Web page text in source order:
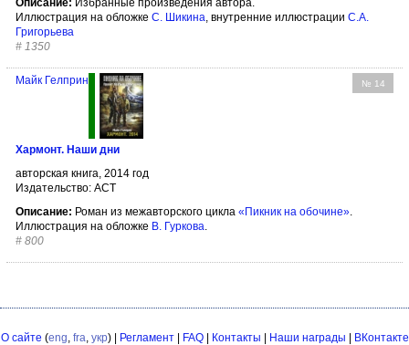
Описание: Избранные произведения автора.
Иллюстрация на обложке С. Шикина, внутренние иллюстрации С.А.
Григорьева
# 1350
№ 14
Майк Гелприн
Хармонт. Наши дни
авторская книга, 2014 год
Издательство: АСТ
Описание: Роман из межавторского цикла «Пикник на обочине».
Иллюстрация на обложке В. Гуркова.
# 800
О сайте (eng, fra, укр) | Регламент| FAQ| Контакты Наши награды ВКонтакте